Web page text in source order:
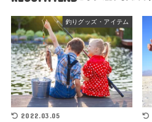
釣りグッズ・アイテム
2022.03.05